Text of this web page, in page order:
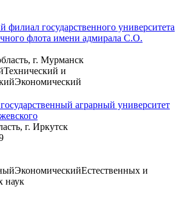
филиал государственного университета
флота имени адмирала С.О.
г. Мурманск
Технический и
Экономический
аграрный университет
г. Иркутск
ЭкономическийЕстественных и
наук